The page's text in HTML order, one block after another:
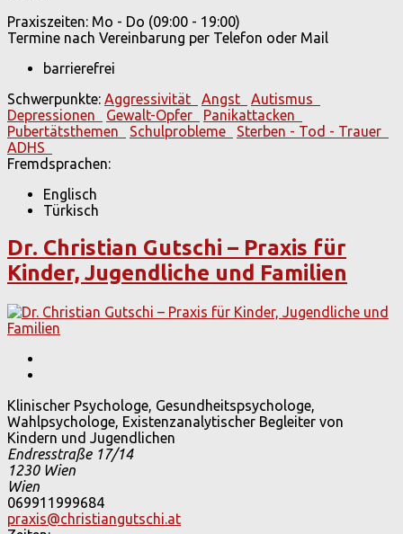
Praxiszeiten: Mo - Do (09:00 - 19:00)
Termine nach Vereinbarung per Telefon oder Mail
barrierefrei
Schwerpunkte: Aggressivität Angst
Autismus
Depressionen
Gewalt-Opfer
Panikattacken
Pubertätsthemen
Schulprobleme
Sterben - Tod - Trauer
ADHS
Fremdsprachen:
Englisch
Türkisch
Dr. Christian Gutschi – Praxis für
Kinder, Jugendliche und Familien
Klinischer Psychologe, Gesundheitspsychologe,
Wahlpsychologe, Existenzanalytischer Begleiter von
Kindern und Jugendlichen
Endresstraße 17/14
1230Wien
Wien
069911999684
praxis@christiangutschi.at